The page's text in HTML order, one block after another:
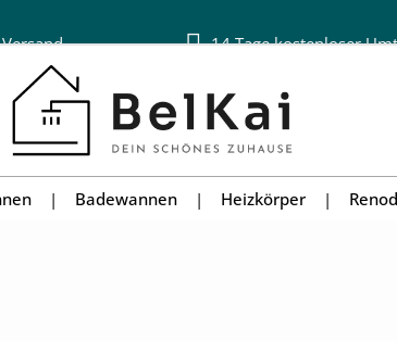
14 Tage kostenloser
Badewannen Heizkörper